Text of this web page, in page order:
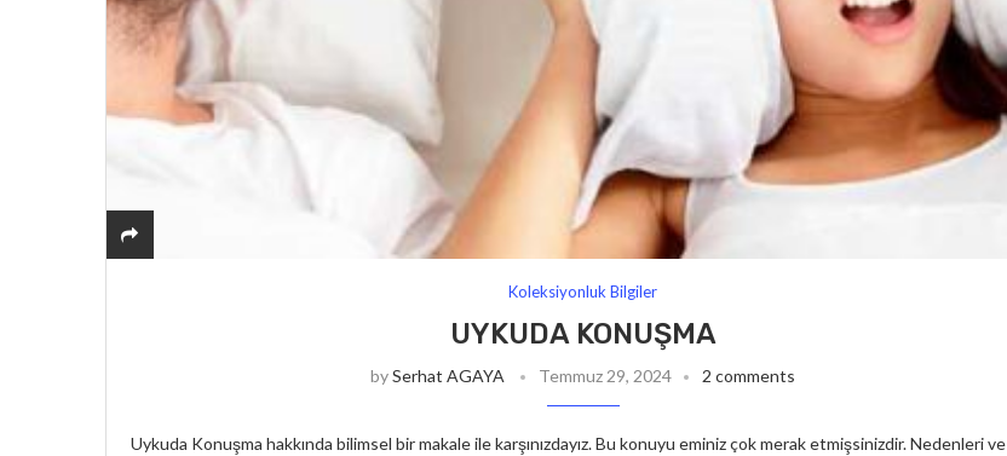
Koleksiyonluk Bilgiler
UYKUDA KONUŞMA
bySerhat AGAYA Temmuz 29, 2024 2 comments
Uykuda Konuşma hakkında bilimsel bir makale ile karşınızdayız. Bu konuyu eminiz çok merak etmişsinizdir. Nedenleri ve